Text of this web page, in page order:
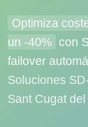
Optimiza
un -40% con
failover
Soluciones
Sant Cugat